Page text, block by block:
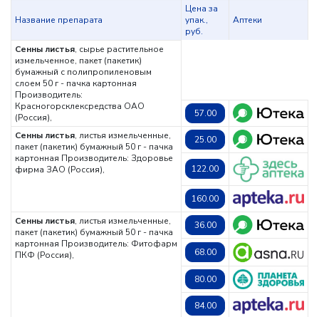
Название препарата
Цена за
упак.,
руб.
Аптеки
Сенны листья, сырье растительное
измельченное, пакет (пакетик)
бумажный с полипропиленовым
слоем 50 г - пачка картонная
Производитель:
Красногорсклексредства ОАО
(Россия),
57.00
Сенны листья, листья измельченные,
пакет (пакетик) бумажный 50 г - пачка
картонная Производитель: Здоровье
фирма ЗАО (Россия),
25.00
122.00
160.00
Сенны листья, листья измельченные,
пакет (пакетик) бумажный 50 г - пачка
картонная Производитель: Фитофарм
ПКФ (Россия),
36.00
68.00
80.00
84.00